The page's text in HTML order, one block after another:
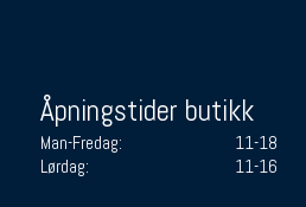
Åpningstider butikk
Man-Fredag:
11-18
Lørdag:
11-16